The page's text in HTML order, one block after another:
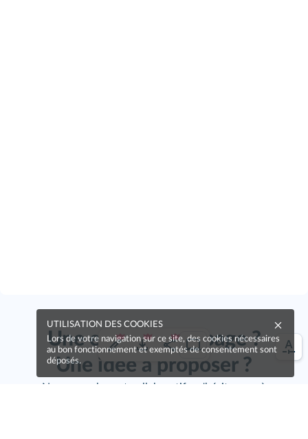
Une erreur sur la page ?
Une idée à proposer ?
Nos manuels sont collaboratifs, n'hésitez pas à
UTILISATION DES COOKIES
Lors de votre navigation sur ce site, des cookies nécessaires
au bon fonctionnement et exemptés de consentement sont
déposés.